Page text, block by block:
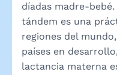
díadas madre-
tándem es una
regiones del
países en
lactancia materna